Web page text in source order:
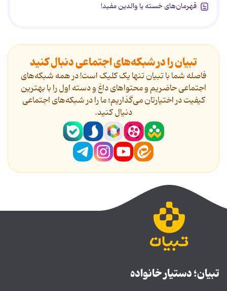
قهرمان‌های خسته یا والدین مفید!
تبیان را در شبکه‌های اجتماعی دنبال کنید
فاصله شما با تبیان تنها یک کلیک است! در همه شبکه‌های
اجتماعی حاضریم و محتواهای داغ و دسته اول را با بهترین
کیفیت در اختیارتان می‌گذاریم؛ ما را در شبکه‌های اجتماعی
دنیال کنید.
تبیان؛ دستیار خانواده